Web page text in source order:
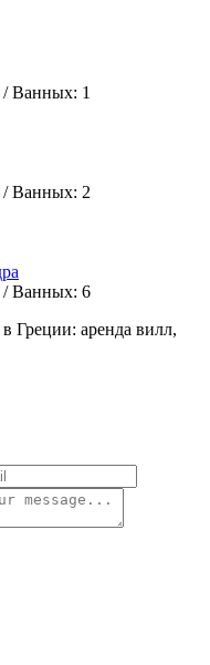
/Ванных: 1
/Ванных: 2
/Ванных: 6
Греции: аренда вилл,